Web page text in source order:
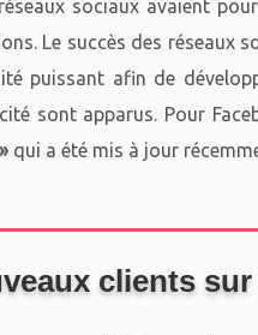
sociaux avaient
Le succès des réseaux
puissant afin de
sont apparus. Pour
qui a été mis à jour
clients